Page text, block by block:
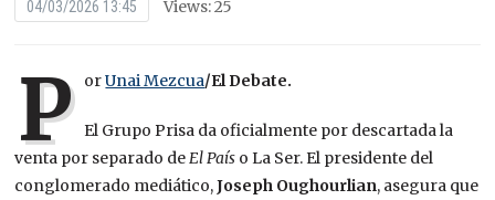
04/03/2026 13:45 Views: 25
P orUnai Mezcua/El Debate.
El Grupo Prisa da oficialmente por descartada la
venta por separado deEl País o La Ser. El presidente del
conglomerado mediático,Joseph Oughourlian, asegura que